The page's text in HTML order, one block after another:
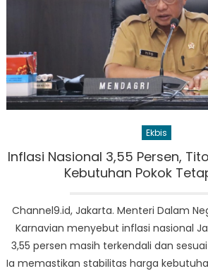
Ekbis
Inflasi Nasional 3,55 Persen,
Kebutuhan Pokok
Channel9.id, Jakarta. Menteri Dalam
Karnavian menyebut inflasi nasional
3,55 persen masih terkendali dan
Ia memastikan stabilitas harga